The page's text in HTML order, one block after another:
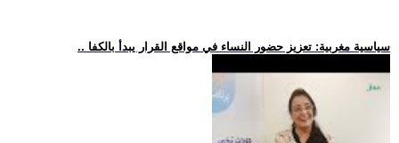
.. سياسية مغربية: تعزيز حضور النساء في مواقع القرار يبدأ بالكفا